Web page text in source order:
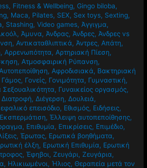
, Fitness & Wellbeing, Gingo biloba,
, Maca, Pilates, SEX, Sex toys, Sexting,
, Stashing,Video games, Άγγιγμα,
, Άμυνα, Άνδρας, Άνδρες, Άνδρες vs
, Αντικαταθλιπτικά, Άντρες, Απάτη,
, Αρρενωπότητα, Αρτηριακή Πίεση,
, Ατμοσφαιρική Ρύπανση,
Αυτοπεποίθηση, Αφροδισιακά, Βακτηριακή
Γάμος, Γονείς, Γονιμότητα, Γυμναστική,
Σεξουαλικότητα, Γυναικείος οργασμός,
Διατροφή, Διέγερση, Δουλειά,
επεισόδιο, Εθισμός, Ειδήσεις,
Εκσπερμάτιση,Έλλειψη αυτοπεποίθησης,
, Επιθυμία, Επικρίσεις, Επιμέδιο,
,Έρωτας, Ερωτικά βοηθήματα,
έλξη, Ερωτική Επιθυμία, Ερωτική
,Έφηβοι,Ζευγάρι,Ζευγάρια,
, Ηλικιωμένοι, Ήλιος, Θεραπεία μετά τον